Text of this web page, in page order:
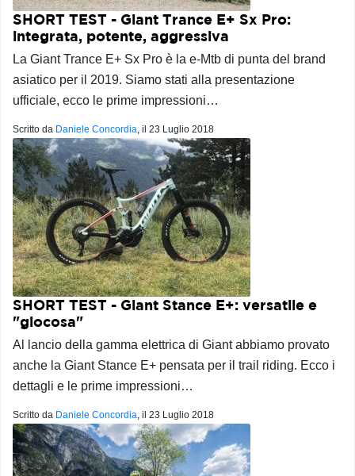
SHORT TEST - Giant Trance E+ Sx Pro:
integrata, potente, aggressiva
La Giant Trance E+ Sx Pro è la e-Mtb di punta del brand
asiatico per il 2019. Siamo stati alla presentazione
ufficiale, ecco le prime impressioni…
Scritto da Daniele Concordia, il 23 Luglio 2018
SHORT TEST - Giant Stance E+: versatile e
"giocosa"
Al lancio della gamma elettrica di Giant abbiamo provato
anche la Giant Stance E+ pensata per il trail riding. Ecco i
dettagli e le prime impressioni…
Scritto da Daniele Concordia, il 23 Luglio 2018